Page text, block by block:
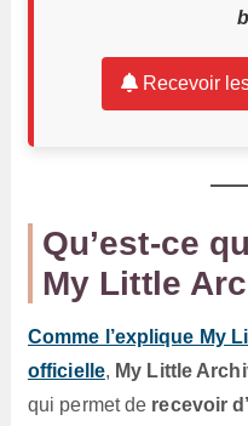
Recevoir
Qu’est-ce
My Little
Comme l’explique My
officielle, My Little
qui permet de recevoir